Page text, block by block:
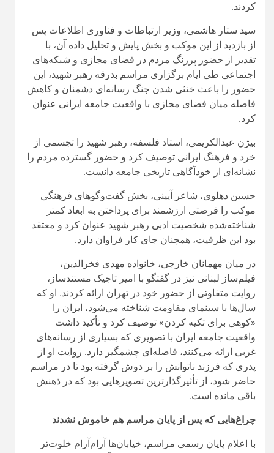
کردند.
سید ستار هاشمی، وزیر ارتباطات و فناوری اطلاعات پس
از بازدید از این موکب و بخش پایش و تحلیل داده آن، با
تقدیر از حضور پررنگ مردم در فضای مجازی و شبکه‌های
اجتماعی طی ایام برگزاری مراسم بدرقه رهبر شهید، این
حضور را باعث خنثی شدن جنگ رسانه‌ای دشمنان و کاهش
فاصله میان فضای مجازی با واقعیت جامعه ایرانی عنوان
کرد.
بیژن عبدالکریمی، استاد فلسفه، رهبر شهید را تجسمی از
خرد و فرهنگ ایرانی توصیف کرد و حضور گسترده مردم را
نشانه‌ای از خودآگاهی تاریخی جامعه دانست.
حسین دهلوی، شاعر آیینی، بخش گفت‌وگوهای فرهنگی
موکب را فرصتی ارزشمند برای پرداختن به ابعاد کمتر
شناخته‌شده شخصیت ادبی رهبر شهید عنوان کرد و معتقد
بود این ظرفیت، همچنان جای کار فراوان دارد.
در میان مهمانان خارجی، خانواده مهدی فخرالدین،
فیلم‌ساز لبنانی نیز در گفتگو با امیر تاجیک مستندساز،
روایت متفاوتی از حضور خود در تهران ارائه کردند. او که
سال‌ها با سینمای مقاومت شناخته می‌شود، ایران را
«کوهی برای تکیه کردن» توصیف کرد و تأکید داشت
واقعیت جامعه ایران با تصویری که بسیاری از رسانه‌های
غربی ارائه می‌کنند، فاصله‌ای چشمگیر دارد. روایت او از
پدری که فرزند ناتوانش را بر دوش گرفته بود تا در مراسم
حاضر شود، از تأثیرگذارترین تصویرهایی بود که در ذهنش
باقی مانده است.
چراغ‌هایی که پس از پایان مراسم هم خاموش نشدند
با اعلام پایان رسمی مراسم، خیابان‌ها آرام‌آرام خلوت‌تر